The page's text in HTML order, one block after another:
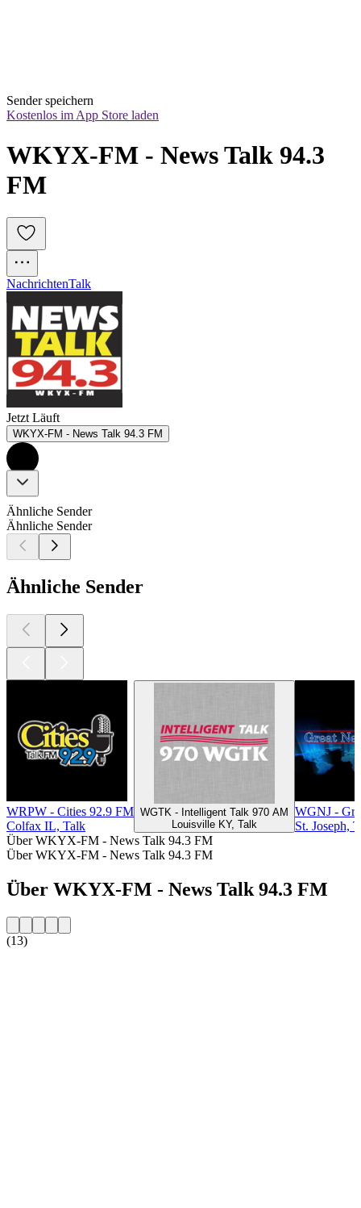
Sender speichern
Kostenlos im App Store laden
WKYX-FM - News Talk 94.3
FM
NachrichtenTalk
Jetzt Läuft
WKYX-FM - News Talk 94.3 FM
Ähnliche Sender
Ähnliche Sender
Ähnliche Sender
WRPW - Cities 92.9 FM
Colfax IL, Talk
WGTK - Intelligent Talk 970 AM
Louisville KY, Talk
WGNJ -
St. Joseph,
Über WKYX-FM - News Talk 94.3 FM
Über WKYX-FM - News Talk 94.3 FM
Über WKYX-FM - News Talk 94.3 FM
(13)